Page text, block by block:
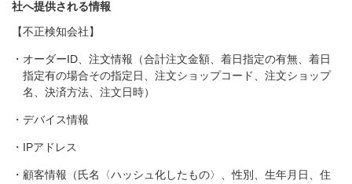
社へ提供される情報
【不正検知会社】
・オーダーID、注文情報（合計注文金額、着日指定の有無、着日
指定有の場合その指定日、注文ショップコード、注文ショップ
名、決済方法、注文日時）
・デバイス情報
・IPアドレス
・顧客情報（氏名〈ハッシュ化したもの〉、性別、生年月日、住